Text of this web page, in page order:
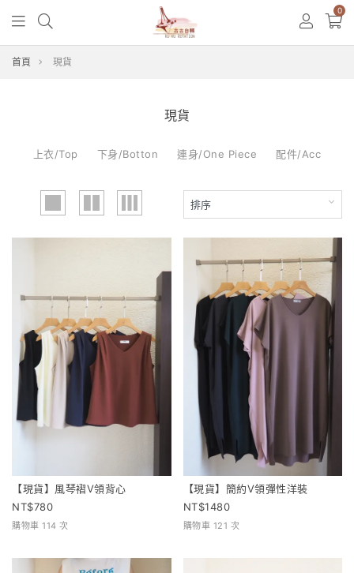
0
首頁 現貨
現貨
上衣/Top 下身/Botton 連身/One Piece 配件/Acc
【現貨】風琴褶V領背心
780
購物車 114 次
【現貨】簡約V領彈性洋裝
1480
購物車 121 次